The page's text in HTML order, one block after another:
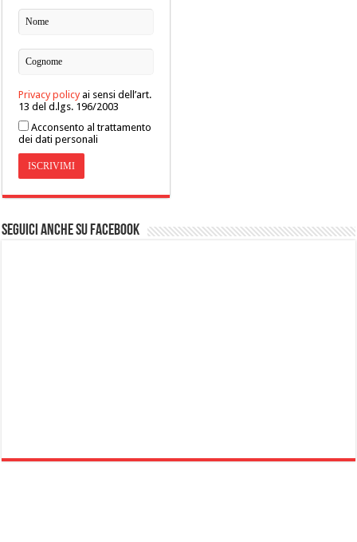
Privacy policyai sensi dell’art.
13 del d.lgs. 196/2003
Acconsento al trattamento
dei dati personali
Seguici anche su Facebook